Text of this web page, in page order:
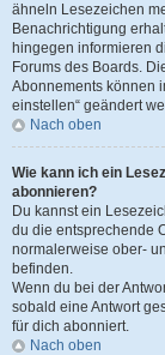
ähneln Lesezeichen
Benachrichtigung
hingegen informieren
Forums des Boards.
Abonnements können
einstellen“ geändert
Nach oben
Wie kann ich ein
abonnieren?
Du kannst ein
du die entsprechende
normalerweise ober-
befinden.
Wenn du bei der
sobald eine Antwort
für dich abonniert.
Nach oben